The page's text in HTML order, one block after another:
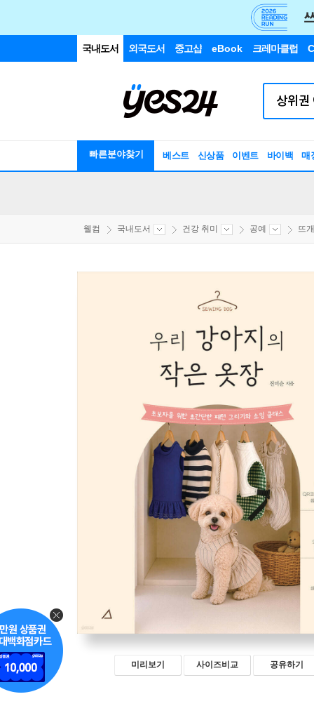
국내도서 외국도서 중고샵 eBook 크레마클럽
빠른분야찾기 베스트 신상품 이벤트 바이백 매
웰컴 국내도서 건강 취미 공예 뜨
미리보기 사이즈비교 공유하기